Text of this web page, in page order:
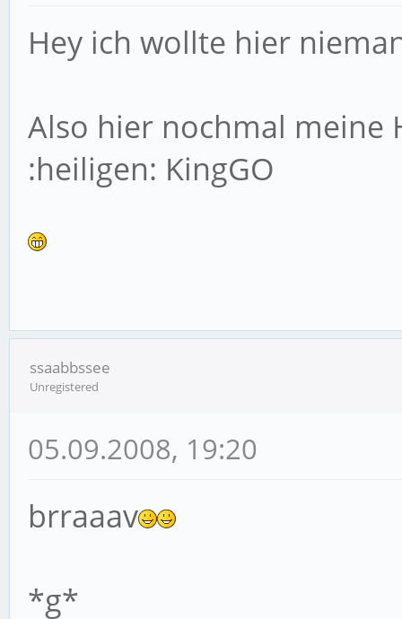
Hey ich wollte hier
Also hier nochmal meine
:heiligen: KingGO
ssaabbssee
Unregistered
05.09.2008, 19:20
brraaav
*g*